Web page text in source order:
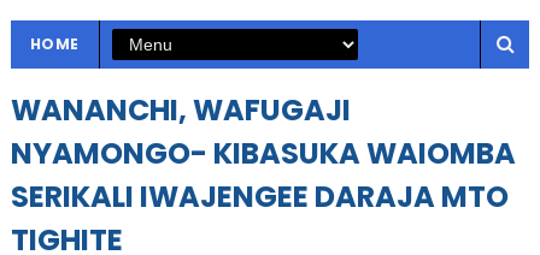
HOME
WANANCHI, WAFUGAJI
NYAMONGO- KIBASUKA WAIOMBA
SERIKALI IWAJENGEE DARAJA MTO
TIGHITE